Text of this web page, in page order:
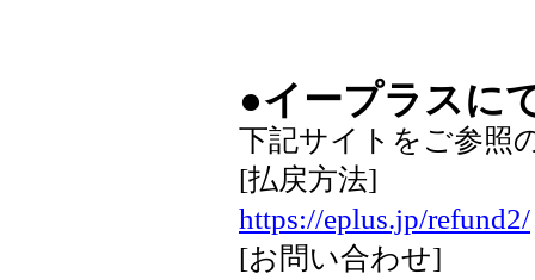
●イープラスに
下記サイトをご参照
[払戻方法]
https://eplus.jp/refund2/
[お問い合わせ]